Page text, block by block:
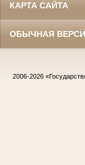
КАРТА САЙТА
ОБЫЧНАЯ
2006-2026